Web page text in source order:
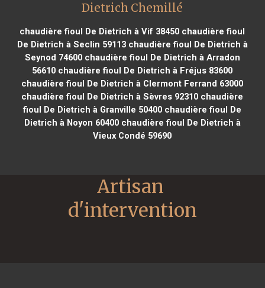
Dietrich Chemillé
chaudière fioul De Dietrich à Vif 38450 chaudière fioul
De Dietrich à Seclin 59113chaudière fioul De Dietrich à
Seynod 74600chaudière fioul De Dietrich à Arradon
56610 chaudière fioul De Dietrich à Fréjus 83600
chaudière fioul De Dietrich à Clermont Ferrand 63000
chaudière fioul De Dietrich à Sèvres 92310 chaudière
fioul De Dietrich à Granville 50400 chaudière fioul De
Dietrich à Noyon 60400chaudière fioul De Dietrich à
Vieux Condé 59690
Artisan
d'intervention